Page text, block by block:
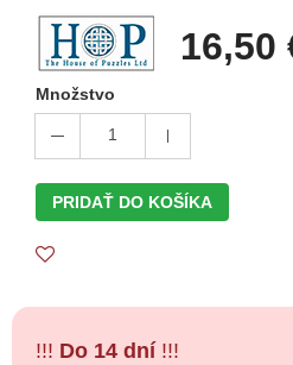
16,50
Množstvo
1
PRIDAŤ DO KOŠÍKA
!!! Do 14 dní !!!